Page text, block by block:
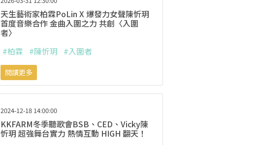
天生藝術家柏霖PoLin X 爆發力女聲陳忻玥
首度音樂合作 金曲入圍之力 共創〈入圍
者〉
#柏霖 #陳忻玥 #入圍者
閱讀更多
2024-12-18 14:00:00
KKFARM冬季聽歌會BSB、CED、Vicky陳
忻玥 超強舞台實力 熱情互動 HIGH 翻天！